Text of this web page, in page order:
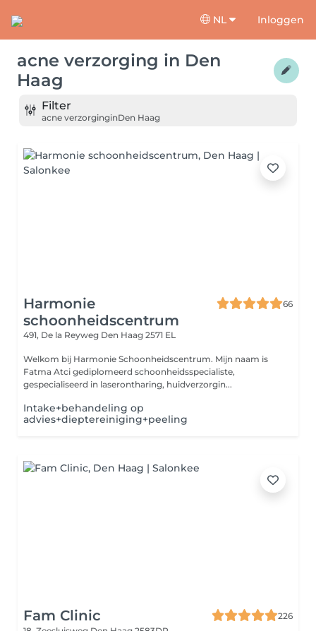
NL Inloggen
acne verzorging in Den
Haag
Filter
acne verzorginginDen Haag
Harmonie
schoonheidscentrum
66
491, De la Reyweg Den Haag 2571 EL
Welkom bij Harmonie Schoonheidscentrum. Mijn naam is
Fatma Atci gediplomeerd schoonheidsspecialiste,
gespecialiseerd in laserontharing, huidverzorgin...
Intake+behandeling op
advies+dieptereiniging+peeling
Fam Clinic
226